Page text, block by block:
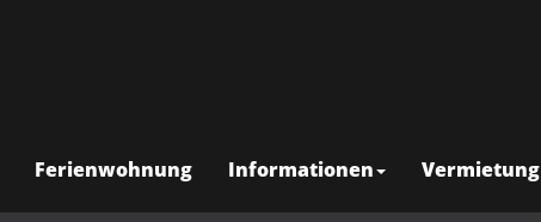
Ferienwohnung Informationen Vermietung